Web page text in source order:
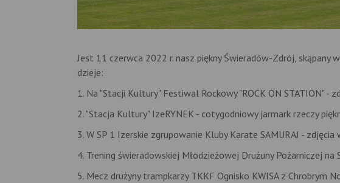
Jest 11 czerwca 2022 r. nasz piękny Świeradów-Zdrój, skąpany
dzieje:
1. Na "Stacji Kultury" Festiwal Rockowy "ROCK ON STATION" -
2. "Stacja Kultury" IzeRYNEK - cotygodniowy jarmark rzeczy
3. W SP 1 Izerskie zgrupowanie Kluby Karate SAMURAJ - zdjęcia
4. Trening świeradowskiej Młodzieżowej Drużuny Pożarniczej na
5. Mecz drużyny trampkarzy TKKF Ognisko KWISA z Chrobrym